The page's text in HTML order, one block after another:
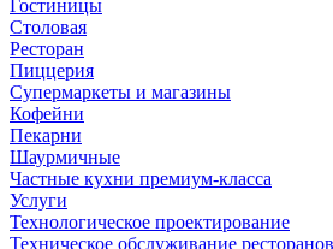
Гостиницы
Столовая
Ресторан
Пиццерия
Супермаркеты и магазины
Кофейни
Пекарни
Шаурмичные
Частные кухни премиум-класса
Услуги
Технологическое проектирование
Техническое обслуживание